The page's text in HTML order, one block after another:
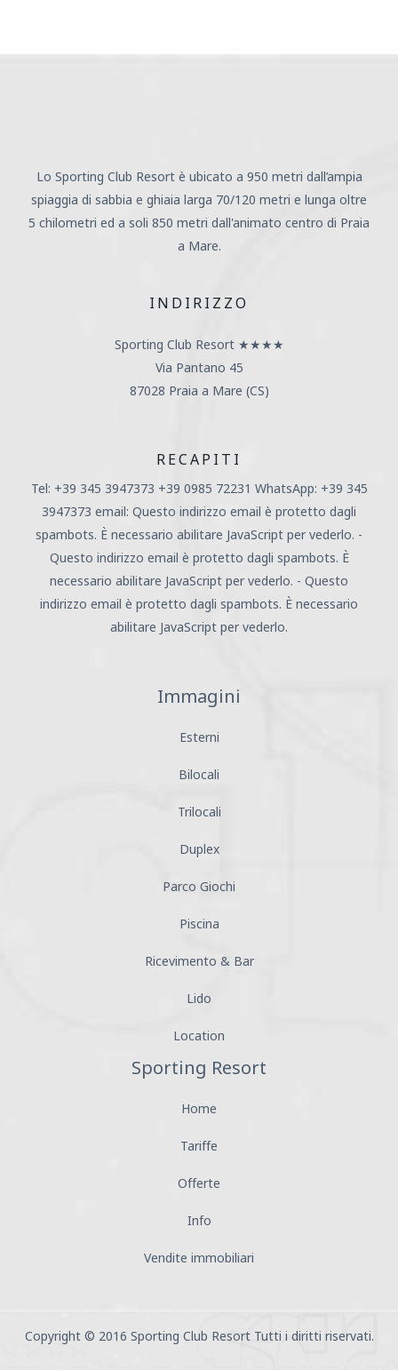
Lo Sporting Club Resort è ubicato a 950 metri dall’ampia
spiaggia di sabbia e ghiaia larga 70/120 metri e lunga oltre
5 chilometri ed a soli 850 metri dall'animato centro di Praia
a Mare.
INDIRIZZO
Sporting Club Resort ★★★★
Via Pantano 45
87028 Praia a Mare (CS)
RECAPITI
Tel: +39 345 3947373 +39 0985 72231 WhatsApp: +39 345
3947373 email: Questo indirizzo email è protetto dagli
spambots. È necessario abilitare JavaScript per vederlo. -
Questo indirizzo email è protetto dagli spambots. È
necessario abilitare JavaScript per vederlo. - Questo
indirizzo email è protetto dagli spambots. È necessario
abilitare JavaScript per vederlo.
Immagini
Esterni
Bilocali
Trilocali
Duplex
Parco Giochi
Piscina
Ricevimento & Bar
Lido
Location
Sporting Resort
Home
Tariffe
Offerte
Info
Vendite immobiliari
Copyright © 2016 Sporting Club Resort Tutti i diritti riservati.